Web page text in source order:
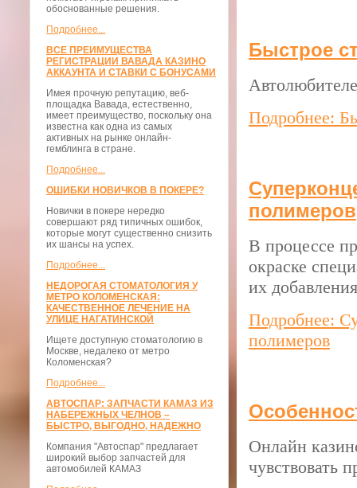
обоснованные решения.
Подробнее...
ВСЕ ПРЕИМУЩЕСТВА
РЕГИСТРАЦИИ ВАВАДА КАЗИНО
АККАУНТА И СТАВКИ С БОНУСАМИ
Имея прочную репутацию, веб-
площадка Вавада, естественно,
имеет преимущество, поскольку она
известна как одна из самых
активных на рынке онлайн-
гемблинга в стране.
Подробнее...
ОШИБКИ НОВИЧКОВ В ПОКЕРЕ?
Новички в покере нередко
совершают ряд типичных ошибок,
которые могут существенно снизить
их шансы на успех.
Подробнее...
НЕДОРОГАЯ СТОМАТОЛОГИЯ У
МЕТРО КОЛОМЕНСКАЯ:
КАЧЕСТВЕННОЕ ЛЕЧЕНИЕ НА
УЛИЦЕ НАГАТИНСКОЙ
Ищете доступную стоматологию в
Москве, недалеко от метро
Коломенская?
Подробнее...
АВТОСПАР: ЗАПЧАСТИ КАМАЗ ИЗ
НАБЕРЕЖНЫХ ЧЕЛНОВ –
БЫСТРО, ВЫГОДНО, НАДЕЖНО
Компания "Автоспар" предлагает
широкий выбор запчастей для
автомобилей КАМАЗ
Быстрое
Подробнее:
полимеров
В процессе
окраске
их
Подробнее:
полимеров
Онлайн
чувствовать